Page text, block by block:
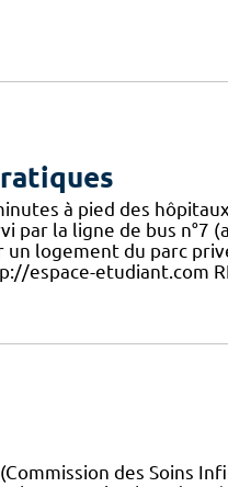
à pied des
par la ligne de bus n°7
un logement du parc
espace-etudiant.com
des Soins